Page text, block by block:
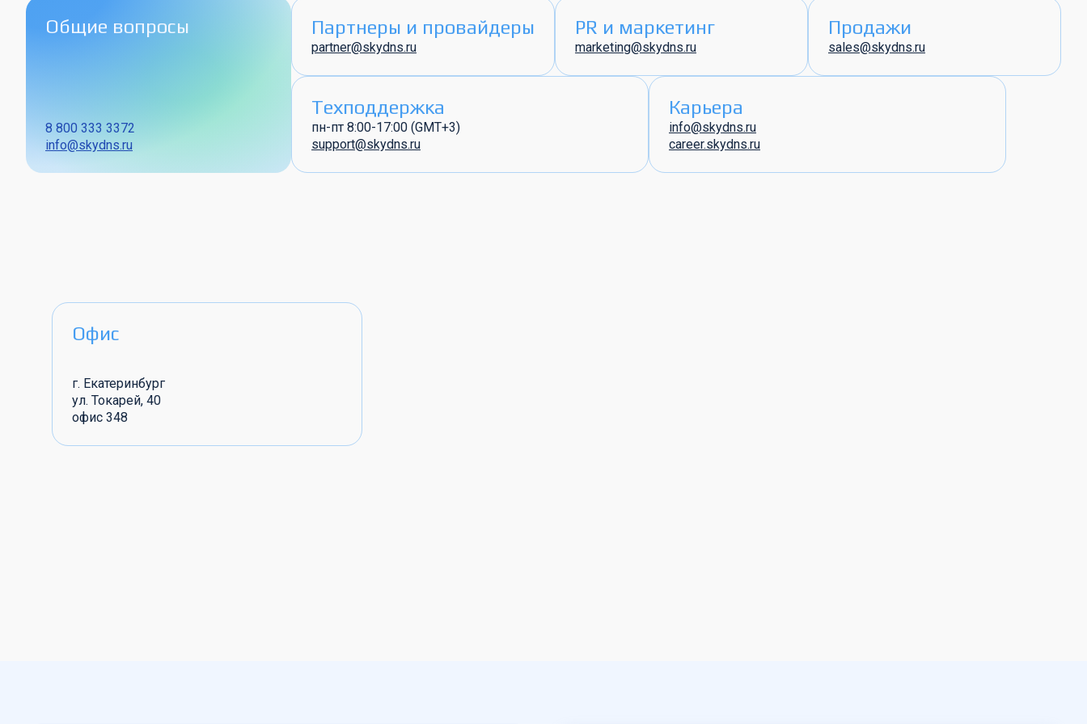
Общие вопросы
8 800 333 3372
info@skydns.ru
Партнеры и провайдеры
partner@skydns.ru
PR и маркетинг
marketing@skydns.ru
Продажи
sales@skydns.ru
Техподдержка
пн-пт 8:00-17:00 (GMT+3)
support@skydns.ru
Карьера
info@skydns.ru
career.skydns.ru
Офис
г. Екатеринбург
ул. Токарей, 40
офис 348